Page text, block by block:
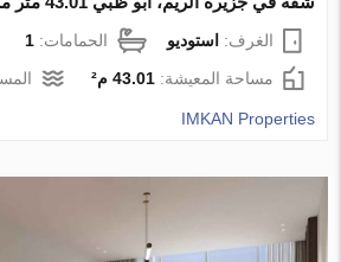
الغرف: استوديو الحمامات:1
مساحة المعيشة:43.01 م²
IMKAN Properties